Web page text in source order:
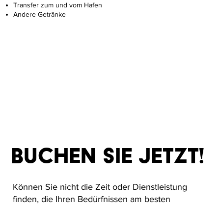
Transfer zum und vom Hafen
Andere Getränke
Buchen Sie jetzt!
Können Sie nicht die Zeit oder Dienstleistung
finden, die Ihren Bedürfnissen am besten